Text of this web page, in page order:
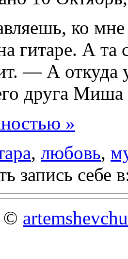
ко
гитаре. А та
— А откуда
друга
»
, любовь,
запись себе
©